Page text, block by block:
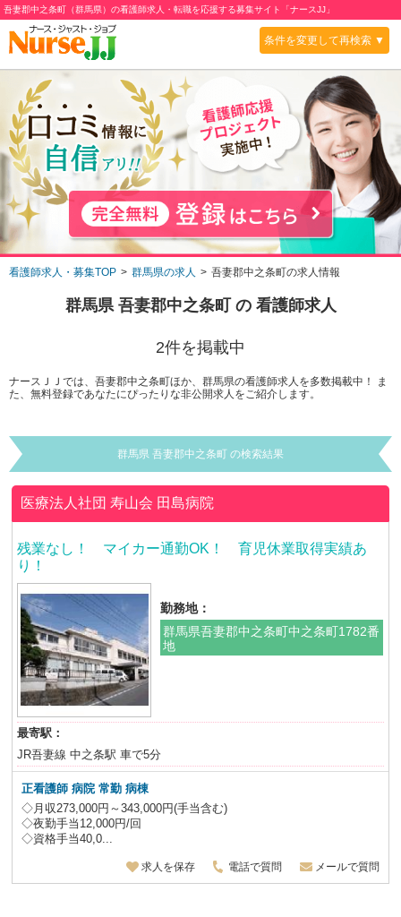
吾妻郡中之条町（群馬県）の看護師求人・転職を応援する募集サイト「ナースJJ」
条件を変更して再検索 ▼
看護師求人・募集TOP 群馬県の求人 吾妻郡中之条町の求人情報
群馬県 吾妻郡中之条町 の 看護師求人
2件を掲載中
ナースＪＪでは、吾妻郡中之条町ほか、群馬県の看護師求人を多数掲載中！ ま
た、無料登録であなたにぴったりな非公開求人をご紹介します。
群馬県 吾妻郡中之条町 の検索結果
医療法人社団 寿山会 田島病院
残業なし！ マイカー通勤OK！ 育児休業取得実績あ
り！
勤務地：
群馬県吾妻郡中之条町中之条町1782番
地
最寄駅：
JR吾妻線 中之条駅 車で5分
正看護師 病院 常勤 病棟
◇月収273,000円～343,000円(手当含む)
◇夜勤手当12,000円/回
◇資格手当40,0...
求人を保存 電話で質問 メールで質問